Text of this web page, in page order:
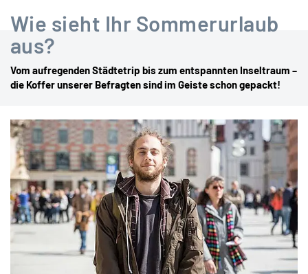
Wie sieht Ihr Sommerurlaub
aus?
Vom aufregenden Städtetrip bis zum entspannten Inseltraum –
die Koffer unserer Befragten sind im Geiste schon gepackt!